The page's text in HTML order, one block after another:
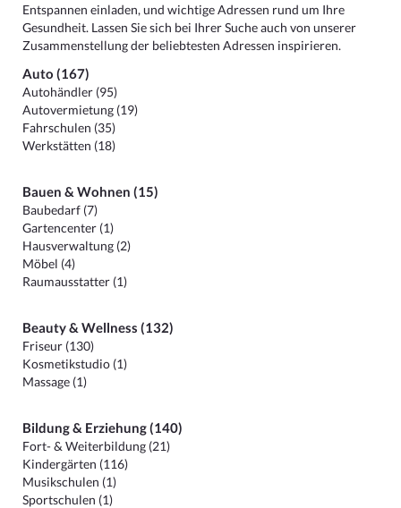
Entspannen einladen, und wichtige Adressen rund um Ihre
Gesundheit. Lassen Sie sich bei Ihrer Suche auch von unserer
Zusammenstellung der beliebtesten Adressen inspirieren.
Auto (167)
Autohändler (95)
Autovermietung (19)
Fahrschulen (35)
Werkstätten (18)
Bauen & Wohnen (15)
Baubedarf (7)
Gartencenter (1)
Hausverwaltung (2)
Möbel (4)
Raumausstatter (1)
Beauty & Wellness (132)
Friseur (130)
Kosmetikstudio (1)
Massage (1)
Bildung & Erziehung (140)
Fort- & Weiterbildung (21)
Kindergärten (116)
Musikschulen (1)
Sportschulen (1)